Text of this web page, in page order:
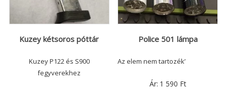
Kuzey kétsoros póttár
Kuzey P122 és S900
fegyverekhez
Police 501 lámpa
Az elem nem tartozék’
Ár: 1 590 Ft